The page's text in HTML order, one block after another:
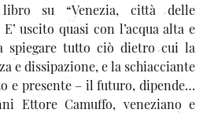
su “Venezia, città delle
uscito quasi con l’acqua alta e
spiegare tutto ciò dietro cui la
e dissipazione, e la schiacciante
e presente – il futuro, dipende…
Ettore Camuffo, veneziano e